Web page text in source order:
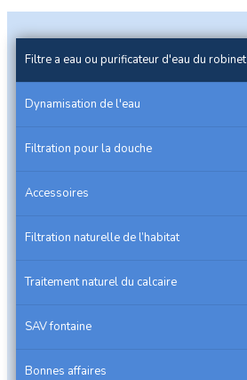
Filtre a eau ou purificateur d'eau du robinet
Dynamisation de l'eau
Filtration pour la douche
Accessoires
Filtration naturelle de l’habitat
Traitement naturel du calcaire
SAV fontaine
Bonnes affaires